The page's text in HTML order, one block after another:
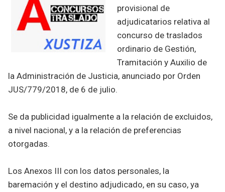
provisional de
adjudicatarios relativa al
concurso de traslados
ordinario de Gestión,
Tramitación y Auxilio de
la Administración de Justicia, anunciado por Orden
JUS/779/2018, de 6 de julio.
Se da publicidad igualmente a la relación de excluidos,
a nivel nacional, y a la relación de preferencias
otorgadas.
Los Anexos III con los datos personales, la
baremación y el destino adjudicado, en su caso, ya